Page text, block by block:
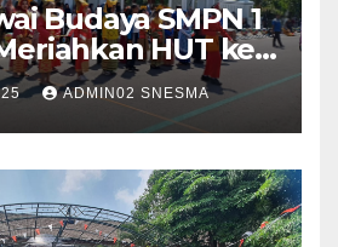
Budaya SMPN 1
HUT ke-
Harmony in
ADMIN02 SNESMA